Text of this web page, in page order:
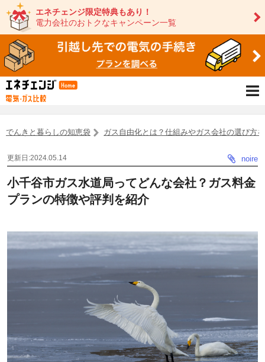
エネチェンジ限定特典もあり！
電力会社のおトクなキャンペーン一覧
でんきと暮らしの知恵袋 ガス自由化とは？仕組みやガス会社の選び方
更新日:2024.05.14 noire
小千谷市ガス水道局ってどんな会社？ガス料金
プランの特徴や評判を紹介